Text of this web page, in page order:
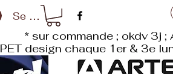
Se connecter
* sur commande ; okdv 3j ;
PET design chaque 1er & 3e